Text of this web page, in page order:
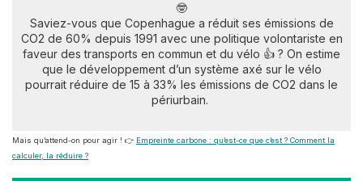
🤓
Saviez-vous que Copenhague a réduit ses émissions de
CO2 de 60% depuis 1991 avec une politique volontariste en
faveur des transports en commun et du vélo 👍 ? On estime
que le développement d’un système axé sur le vélo
pourrait réduire de 15 à 33% les émissions de CO2 dans le
périurbain.
Mais qu’attend-on pour agir ! 👉 Empreinte carbone : qu’est-ce que c’est ? Comment la
calculer, la réduire ?